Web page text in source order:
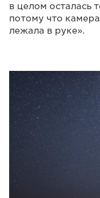
в целом осталась
потому что
лежала в руке».